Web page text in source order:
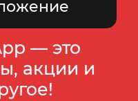
— это
акции и